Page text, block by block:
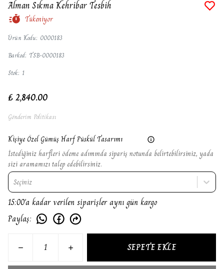
Alman Sıkma Kehribar Tesbih
Tükeniyor
Ürün Kodu: 0000183
Barkod: TSB-0000183
Stok: 1
₺ 2,840.00
Gönderim Politikası
Kişiye Özel Gümüş Harf Püskül Tasarımı
İstediğiniz harfleri ödeme adımında sipariş notunda belirtebilirsiniz, yada
sizi aramamızı talep edebilirsiniz.
Seçiniz
15:00'a kadar verilen siparişler aynı gün kargo
Paylaş:
SEPETE EKLE